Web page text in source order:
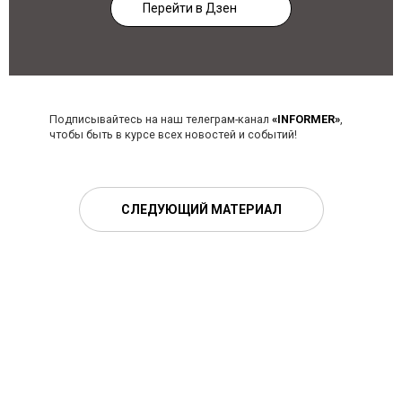
Перейти в Дзен
Подписывайтесь на наш телеграм-канал «INFORMER»,
чтобы быть в курсе всех новостей и событий!
СЛЕДУЮЩИЙ МАТЕРИАЛ